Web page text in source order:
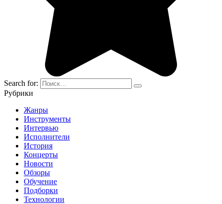
Search for:
Рубрики
Жанры
Инструменты
Интервью
Исполнители
История
Концерты
Новости
Обзоры
Обучение
Подборки
Технологии